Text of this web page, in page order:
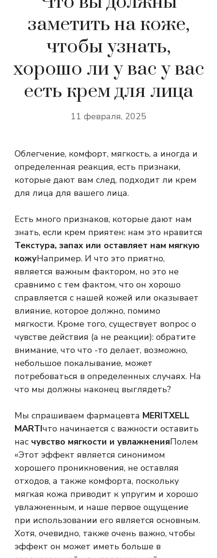
заметить на коже,
чтобы узнать,
хорошо ли у вас у вас
есть крем для лица
11 февраля, 2025
Облегчение, комфорт, мягкость, а иногда и
определенная реакция, есть признаки,
которые дают вам след, подходит ли крем
для лица для вашего лица.
Есть много признаков, которые дают нам
знать, если крем приятен: нам это нравится
Текстура, запах или оставляет нам мягкую
кожуНапример. И что это приятно,
является важным фактором, но это не
сравнимо с тем фактом, что он хорошо
справляется с нашей кожей или оказывает
влияние, которое должно, помимо
мягкости. Кроме того, существует вопрос о
чувстве действия (а не реакции): обратите
внимание, что что -то делает, возможно,
небольшое покалывание, может
потребоваться в определенных случаях. На
что мы должны наконец выглядеть?
Мы спрашиваем фармацевта MERITXELL
MARTIчто начинается с важности оставить
нас чувство мягкости и увлажненияПолем
«Этот эффект является синонимом
хорошего проникновения, не оставляя
отходов, а также комфорта, поскольку
мягкая кожа приводит к упругим и хорошо
увлажненным, и наше первое ощущение
при использовании его является основным.
Хотя, очевидно, также очень важно, чтобы
эффект он может иметь больше в